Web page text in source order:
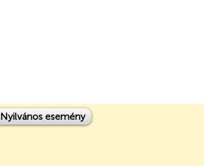
Nyilvános esemény